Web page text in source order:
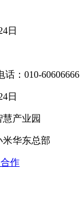
日
：010-60606666
日
产业园
米华东总部
作